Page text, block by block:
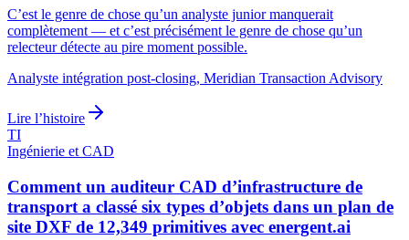
C’est le genre de chose qu’un analyste junior manquerait
complètement — et c’est précisément le genre de chose qu’un
relecteur détecte au pire moment possible.
Analyste intégration post-closing, Meridian Transaction Advisory
Lire l’histoire
TI
Ingénierie et CAD
Comment un auditeur CAD d’infrastructure de
transport a classé six types d’objets dans un plan de
site DXF de 12,349 primitives avec energent.ai